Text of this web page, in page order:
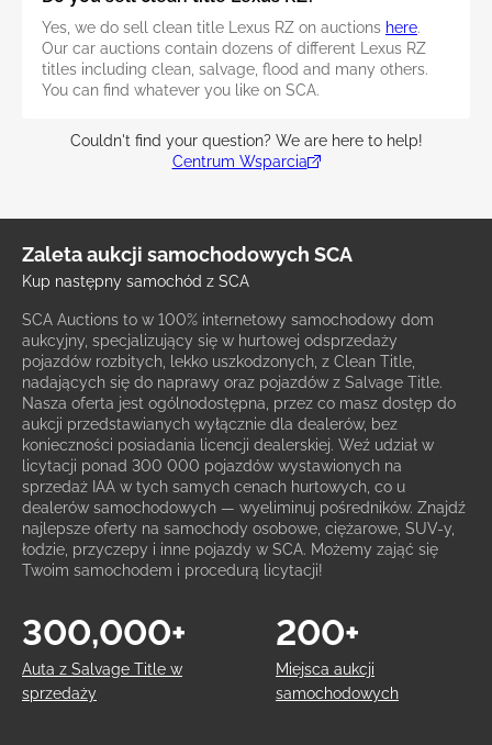
Yes, we do sell clean title Lexus RZ on auctions here.
Our car auctions contain dozens of different Lexus RZ
titles including clean, salvage, flood and many others.
You can find whatever you like on SCA.
Couldn't find your question? We are here to help!
Centrum Wsparcia
Zaleta aukcji samochodowych SCA
Kup następny samochód z SCA
SCA Auctions to w 100% internetowy samochodowy dom
aukcyjny, specjalizujący się w hurtowej odsprzedaży
pojazdów rozbitych, lekko uszkodzonych, z Clean Title,
nadających się do naprawy oraz pojazdów z Salvage Title.
Nasza oferta jest ogólnodostępna, przez co masz dostęp do
aukcji przedstawianych wyłącznie dla dealerów, bez
konieczności posiadania licencji dealerskiej. Weź udział w
licytacji ponad 300 000 pojazdów wystawionych na
sprzedaż IAA w tych samych cenach hurtowych, co u
dealerów samochodowych — wyeliminuj pośredników. Znajdź
najlepsze oferty na samochody osobowe, ciężarowe, SUV-y,
łodzie, przyczepy i inne pojazdy w SCA. Możemy zająć się
Twoim samochodem i procedurą licytacji!
Auta z Salvage Title w
sprzedaży
300,000+
Miejsca aukcji
samochodowych
200+